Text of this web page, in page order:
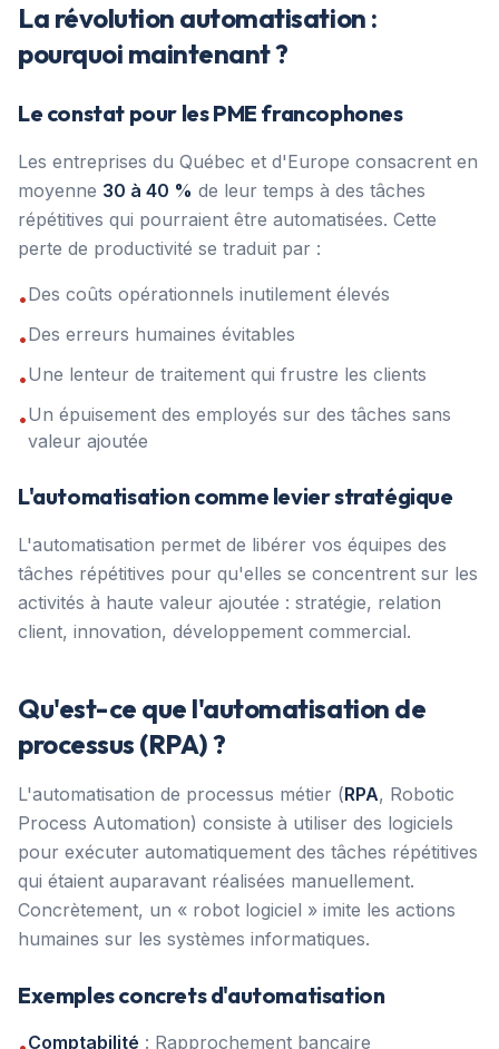
La révolution automatisation :
pourquoi maintenant ?
Le constat pour les PME francophones
Les entreprises du Québec et d'Europe consacrent en
moyenne 30 à 40 % de leur temps à des tâches
répétitives qui pourraient être automatisées. Cette
perte de productivité se traduit par :
•Des coûts opérationnels inutilement élevés
•Des erreurs humaines évitables
•Une lenteur de traitement qui frustre les clients
•Un épuisement des employés sur des tâches sans
valeur ajoutée
L'automatisation comme levier stratégique
L'automatisation permet de libérer vos équipes des
tâches répétitives pour qu'elles se concentrent sur les
activités à haute valeur ajoutée : stratégie, relation
client, innovation, développement commercial.
Qu'est-ce que l'automatisation de
processus (RPA) ?
L'automatisation de processus métier (RPA, Robotic
Process Automation) consiste à utiliser des logiciels
pour exécuter automatiquement des tâches répétitives
qui étaient auparavant réalisées manuellement.
Concrètement, un « robot logiciel » imite les actions
humaines sur les systèmes informatiques.
Exemples concrets d'automatisation
Comptabilité : Rapprochement bancaire